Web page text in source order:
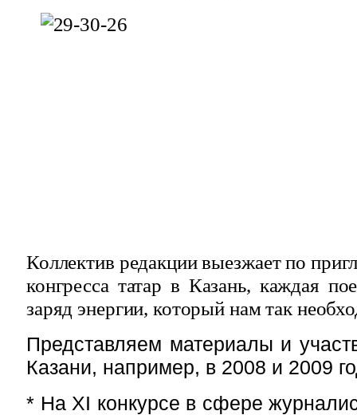
Коллектив редакции выезжает по
конгресса татар в Казань, каждая
заряд энергии, который нам так
Представляем материалы и
Казани, например, в 2008 и 2009
* На XI конкурсе в сфере